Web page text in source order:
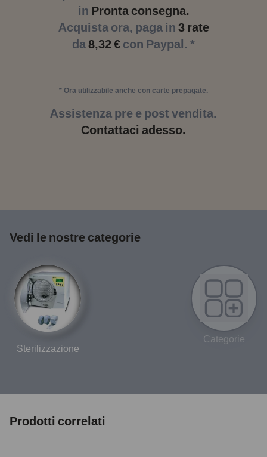
in Pronta consegna.
Acquista ora, paga in 3 rate
da8,32 € con Paypal. *
* Ora utilizzabile anche con carte prepagate.
Assistenza pre e post vendita.
Contattaci adesso.
Vedi le nostre categorie
Sterilizzazione
Categorie
Prodotti correlati